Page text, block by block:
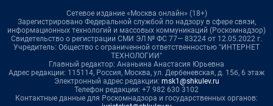
Сетевое издание «Москва онлайн» (18+)
Зарегистрировано Федеральной службой по надзору в сфере связи,
информационных технологий и массовых коммуникаций (Роскомнадзор)
Свидетельство о регистрации СМИ ЭЛ № ФС 77— 83224 от 12.05.2022 г.
Учредитель: Общество с ограниченной ответственностью "ИНТЕРНЕТ
ТЕХНОЛОГИИ"
Главный редактор: Ананьина Анастасия Юрьевна
Адрес редакции: 115114, Россия, Москва, ул. Дербеневская, д. 15б, 6 этаж
Электронный адрес редакции: msk1@shkulev.ru
Телефон редакции: +7 982 630 3102
Контактные данные для Роскомнадзора и государственных органов: